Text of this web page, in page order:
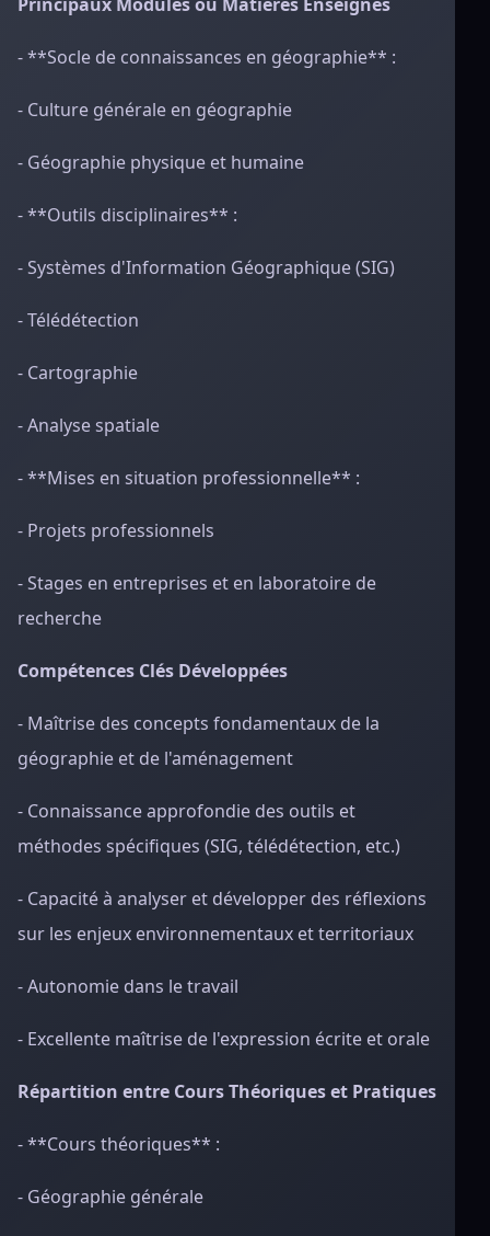
- **Socle de connaissances en géographie** :
- Culture générale en géographie
- Géographie physique et humaine
- **Outils disciplinaires** :
- Systèmes d'Information Géographique (SIG)
- Télédétection
- Cartographie
- Analyse spatiale
- **Mises en situation professionnelle** :
- Projets professionnels
- Stages en entreprises et en laboratoire de
recherche
Compétences Clés Développées
- Maîtrise des concepts fondamentaux de la
géographie et de l'aménagement
- Connaissance approfondie des outils et
méthodes spécifiques (SIG, télédétection, etc.)
- Capacité à analyser et développer des réflexions
sur les enjeux environnementaux et territoriaux
- Autonomie dans le travail
- Excellente maîtrise de l'expression écrite et orale
Répartition entre Cours Théoriques et Pratiques
- **Cours théoriques** :
- Géographie générale